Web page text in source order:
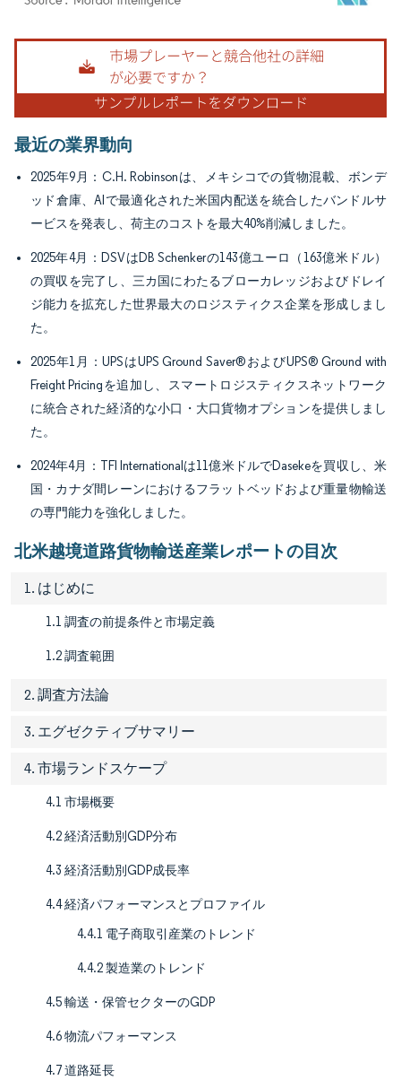
画像 © Mordor Intelligence。再利用にはCC BY 4.0の表示が必要です。
最近の業界動向
2025年9月：C.H. Robinsonは、メキシコでの貨物混載、ボンデ
ッド倉庫、AIで最適化された米国内配送を統合したバンドルサ
ービスを発表し、荷主のコストを最大40%削減しました。
2025年4月：DSVはDB Schenkerの143億ユーロ（163億米ドル）
の買収を完了し、三カ国にわたるブローカレッジおよびドレイ
ジ能力を拡充した世界最大のロジスティクス企業を形成しまし
た。
2025年1月：UPSはUPS Ground Saver®およびUPS® Ground with
Freight Pricingを追加し、スマートロジスティクスネットワーク
に統合された経済的な小口・大口貨物オプションを提供しまし
た。
2024年4月：TFI Internationalは11億米ドルでDasekeを買収し、米
国・カナダ間レーンにおけるフラットベッドおよび重量物輸送
の専門能力を強化しました。
北米越境道路貨物輸送産業レポートの目次
1. はじめに
1.1 調査の前提条件と市場定義
1.2 調査範囲
2. 調査方法論
3. エグゼクティブサマリー
4. 市場ランドスケープ
4.1 市場概要
4.2 経済活動別GDP分布
4.3 経済活動別GDP成長率
4.4 経済パフォーマンスとプロファイル
4.4.1 電子商取引産業のトレンド
4.4.2 製造業のトレンド
4.5 輸送・保管セクターのGDP
4.6 物流パフォーマンス
4.7 道路延長